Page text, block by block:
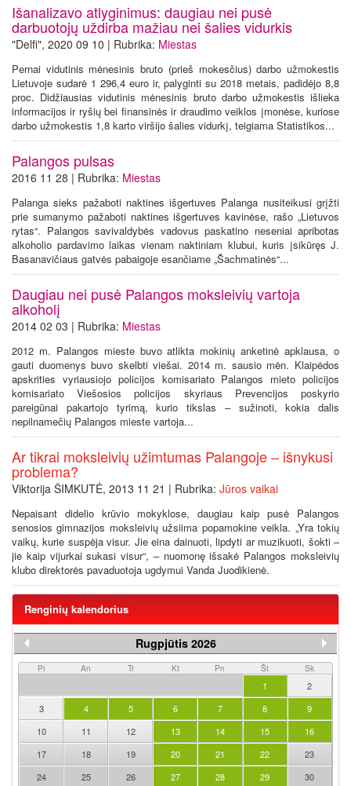
Išanalizavo atlyginimus: daugiau nei pusė
darbuotojų uždirba mažiau nei šalies vidurkis
"Delfi", 2020 09 10 | Rubrika: Miestas
Pernai vidutinis mėnesinis bruto (prieš mokesčius) darbo užmokestis
Lietuvoje sudarė 1 296,4 euro ir, palyginti su 2018 metais, padidėjo 8,8
proc. Didžiausias vidutinis mėnesinis bruto darbo užmokestis išlieka
informacijos ir ryšių bei finansinės ir draudimo veiklos įmonėse, kuriose
darbo užmokestis 1,8 karto viršijo šalies vidurkį, teigiama Statistikos...
Palangos pulsas
2016 11 28 | Rubrika: Miestas
Palanga sieks pažaboti naktines išgertuves Palanga nusiteikusi grįžti
prie sumanymo pažaboti naktines išgertuves kavinėse, rašo „Lietuvos
rytas“. Palangos savivaldybės vadovus paskatino neseniai apribotas
alkoholio pardavimo laikas vienam naktiniam klubui, kuris įsikūręs J.
Basanavičiaus gatvės pabaigoje esančiame „Šachmatinės“...
Daugiau nei pusė Palangos moksleivių vartoja
alkoholį
2014 02 03 | Rubrika: Miestas
2012 m. Palangos mieste buvo atlikta mokinių anketinė apklausa, o
gauti duomenys buvo skelbti viešai. 2014 m. sausio mėn. Klaipėdos
apskrities vyriausiojo policijos komisariato Palangos mieto policijos
komisariato Viešosios policijos skyriaus Prevencijos poskyrio
pareigūnai pakartojo tyrimą, kurio tikslas – sužinoti, kokia dalis
nepilnamečių Palangos mieste vartoja...
Ar tikrai moksleivių užimtumas Palangoje – išnykusi
problema?
Viktorija ŠIMKUTĖ, 2013 11 21 | Rubrika: Jūros vaikai
Nepaisant didelio krūvio mokyklose, daugiau kaip pusė Palangos
senosios gimnazijos moksleivių užsiima popamokine veikla. „Yra tokių
vaikų, kurie suspėja visur. Jie eina dainuoti, lipdyti ar muzikuoti, šokti –
jie kaip vijurkai sukasi visur“, – nuomonę išsakė Palangos moksleivių
klubo direktorės pavaduotoja ugdymui Vanda Juodikienė.
Renginių kalendorius
Rugpjūtis 2026
Pi An Tr Kt Pn Št Sk
1
2
3
4 5 6 7 8
9
10
11 12 13 14 15
16
17
18 19 20 21 22
23
24
25 26 27 28 29 30